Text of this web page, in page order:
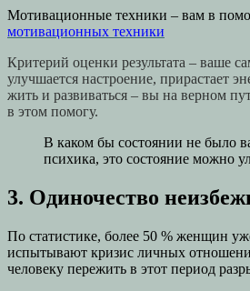
Мотивационные техники – вам в
мотивационных техники
Критерий оценки результата – ваше
улучшается настроение, прирастает
жить и развиваться – вы на верном
в этом помогу.
В каком бы состоянии не было
психика, это состояние можно
3. Одиночество
По статистике, более 50 % женщин
испытывают кризис личных
человеку пережить в этот период